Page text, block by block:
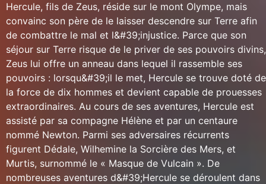
Hercule, fils de Zeus, réside sur le mont Olympe, mais
convainc son père de le laisser descendre sur Terre afin
de combattre le mal et l&#39;injustice. Parce que son
séjour sur Terre risque de le priver de ses pouvoirs divins,
Zeus lui offre un anneau dans lequel il rassemble ses
pouvoirs : lorsqu&#39;il le met, Hercule se trouve doté de
la force de dix hommes et devient capable de prouesses
extraordinaires. Au cours de ses aventures, Hercule est
assisté par sa compagne Hélène et par un centaure
nommé Newton. Parmi ses adversaires récurrents
figurent Dédale, Wilhemine la Sorcière des Mers, et
Murtis, surnommé le « Masque de Vulcain ». De
nombreuses aventures d&#39;Hercule se déroulent dans